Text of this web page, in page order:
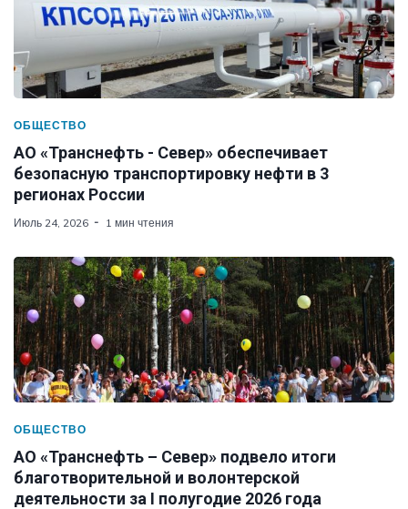
ОБЩЕСТВО
АО «Транснефть - Север» обеспечивает
безопасную транспортировку нефти в 3
регионах России
Июль 24, 2026 1 мин чтения
ОБЩЕСТВО
АО «Транснефть – Север» подвело итоги
благотворительной и волонтерской
деятельности за I полугодие 2026 года